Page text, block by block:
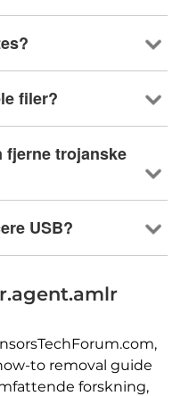
filer?
fjerne trojanske
USB?
to removal guide
forskning,